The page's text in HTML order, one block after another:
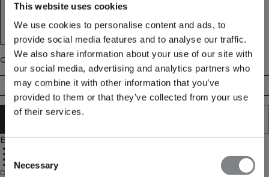
This website uses cookies
We use cookies to personalise content and ads, to
provide social media features and to analyse our traffic.
We also share information about your use of our site with
our social media, advertising and analytics partners who
may combine it with other information that you’ve
provided to them or that they’ve collected from your use
of their services.
Consent
Selection
Necessary
Größe
XS S M L XL
Beschreibung
Leichte Stützkraft
92% Recyceltes Polyamid, 8% Elastan
Define Seamless ist eine unserer beliebtesten Kollektionen, und es ist leicht zu